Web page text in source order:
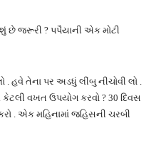
છે જરૂરી ? પપૈયાની એક મોટી
. હવે તેના પર અડધું લીંબુ નીચોવી લો .
વખત ઉપયોગ કરવો ? 30 દિવસ
. એક મહિનામાં જહિસની ચરબી